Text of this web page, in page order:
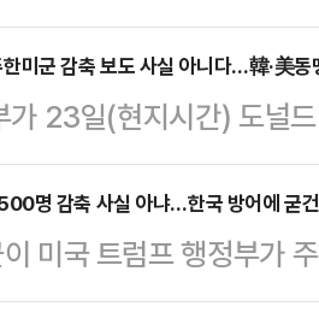
으로 열리는 다자안보…
화) 참석하기 위해 싱가포
양 지역에서 중국을 가
과정에서 한국에 배치된
다.한 당…
하게 반대할 것이라고 밝
싱턴DC 의회에서 열린
식에 대해 “미국 의회 및
에 반대한다”며 “도널드
력을 줄이려고 했고, 나는
여전히 우리 병력을 통
…
미군 감축 보도 사실 아니다…韓·美동
가 23일(현지시간) 도널
괌 또는 인도·태평양 다
에 대해 “사실이 아니다”
날 소셜미디어(SNS) 엑
재한 경험이 있다면 모두
명 감축 사실 아냐…한국 방어에 굳
미국 트럼프 행정부가
도에 대해 사실이 아니